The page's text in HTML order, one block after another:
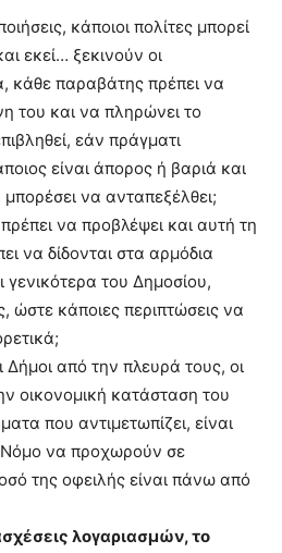
κάποιοι πολίτες μπορεί
εκεί… ξεκινούν οι
κάθε παραβάτης πρέπει να
του και να πληρώνει το
εάν πράγματι
είναι άπορος ή βαριά και
να ανταπεξέλθει;
να προβλέψει και αυτή τη
να δίδονται στα αρμόδια
του Δημοσίου,
ώστε κάποιες περιπτώσεις να
Δήμοι από την πλευρά τους, οι
οικονομική κατάσταση του
που αντιμετωπίζει, είναι
να προχωρούν σε
της οφειλής είναι πάνω από
λογαριασμών, το